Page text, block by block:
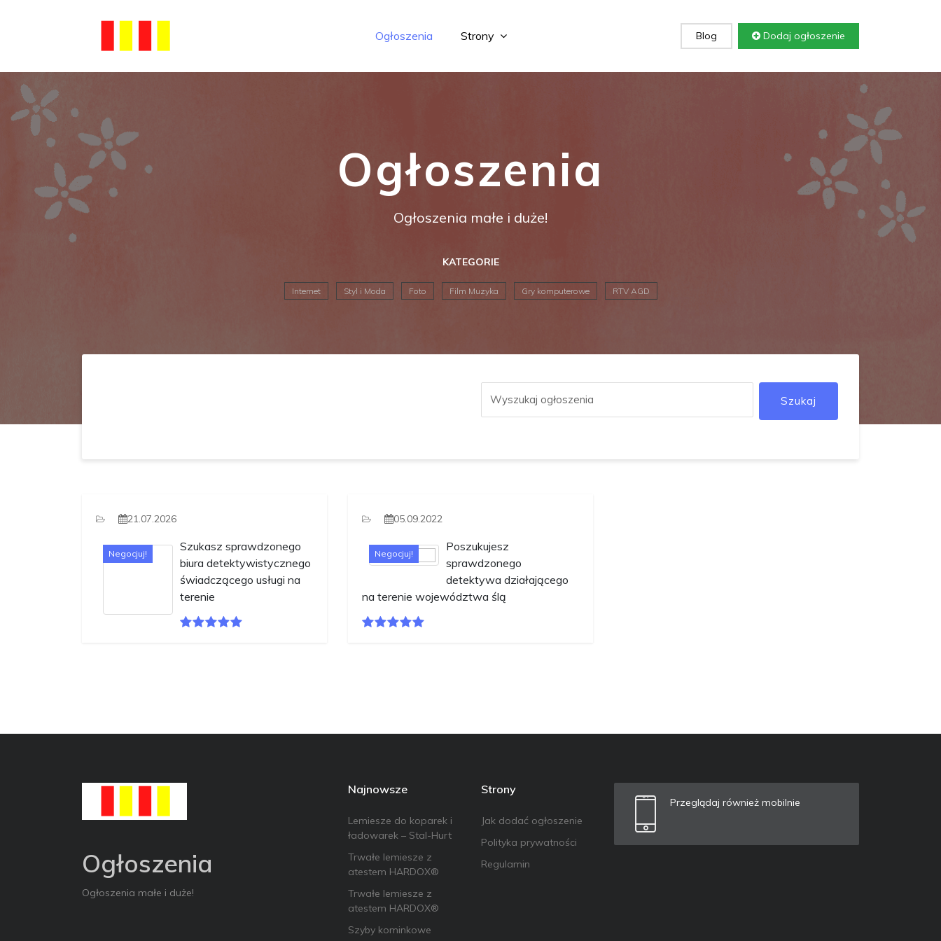
Ogłoszenia Strony Blog Dodaj ogłoszenie
Ogłoszenia
Ogłoszenia małe i duże!
KATEGORIE
Internet Styl i Moda Foto Film Muzyka Gry komputerowe RTV AGD
Szukaj
21.07.2026
Negocjuj!
Szukasz sprawdzonego
biura detektywistycznego
świadczącego usługi na
terenie
05.09.2022
Negocjuj!
Poszukujesz
sprawdzonego
detektywa działającego
na terenie województwa ślą
Ogłoszenia
Ogłoszenia małe i duże!
Najnowsze
Lemiesze do koparek i
ładowarek – Stal-Hurt
Trwałe lemiesze z
atestem HARDOX®
Trwałe lemiesze z
atestem HARDOX®
Szyby kominkowe
Strony
Jak dodać ogłoszenie
Polityka prywatności
Regulamin
Przeglądaj również mobilnie